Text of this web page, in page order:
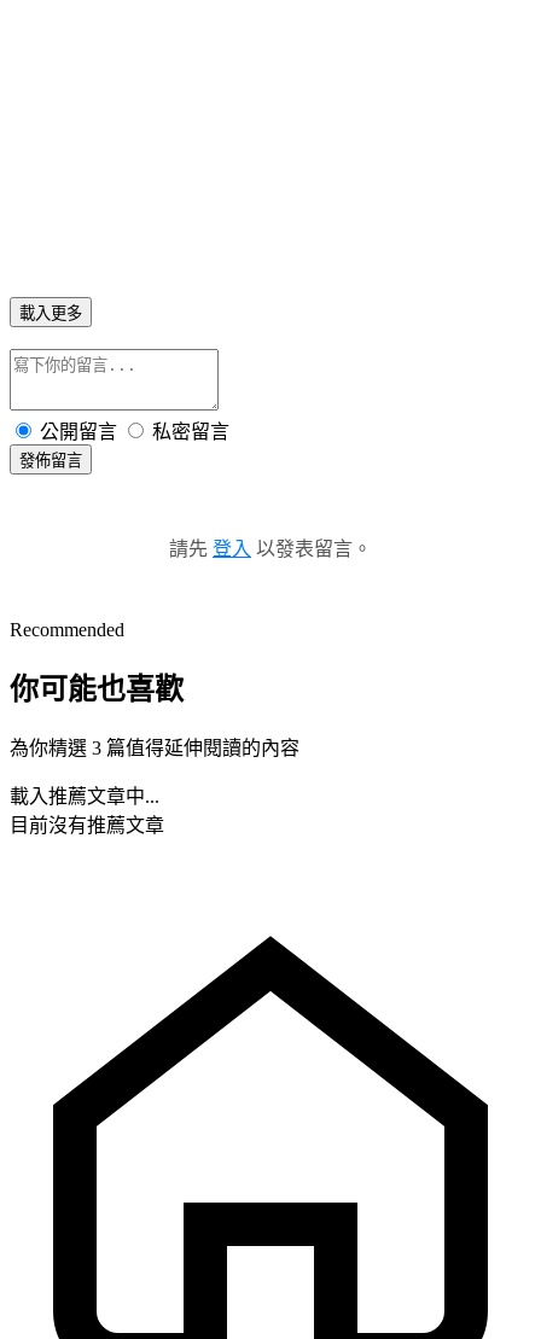
載入更多
公開留言 私密留言
發佈留言
請先 登入 以發表留言。
Recommended
你可能也喜歡
為你精選 3 篇值得延伸閱讀的內容
載入推薦文章中...
目前沒有推薦文章